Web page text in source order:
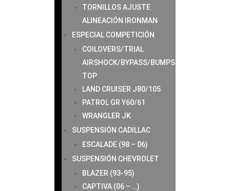
TORNILLOS AJUSTE
ALINEACIÓN IRONMAN
ESPECIAL COMPETICIÓN
COILOVERS/TRIAL
AIRSHOCK/BYPASS/BUMPS
TOP
LAND CRUISER J80/105
PATROL GR Y60/61
WRANGLER JK
SUSPENSIÓN CADILLAC
ESCALADE (98 – 06)
SUSPENSIÓN CHEVROLET
BLAZER (93-95)
CAPTIVA (06 – …)